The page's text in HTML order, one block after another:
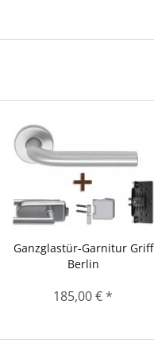
Ganzglastür-Garnitur Griff
Berlin
185,00 € *